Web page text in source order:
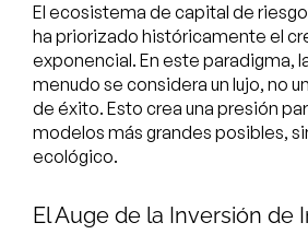
El ecosistema de capital de
ha priorizado históricamente el
exponencial. En este paradigma,
menudo se considera un lujo, no
de éxito. Esto crea una presión
modelos más grandes posibles,
ecológico.
El Auge de la Inversión de